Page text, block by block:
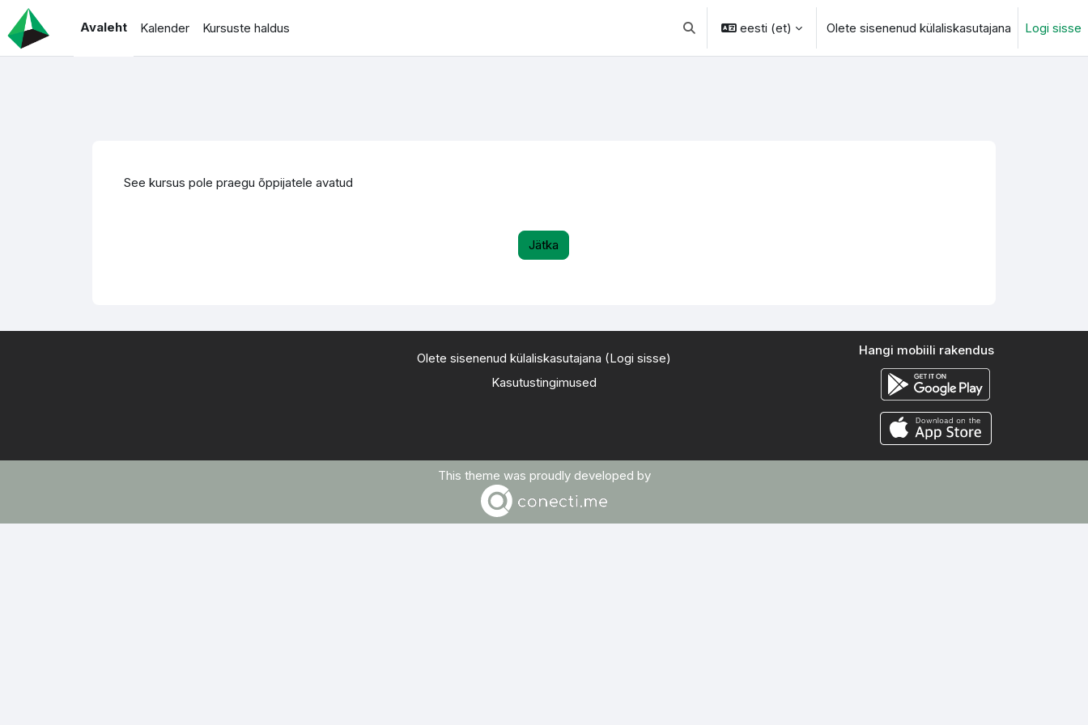
Jäta vahele peasisuni
Avaleht
Kalender Kursuste haldus Lülitab otsingu sisendi
eesti ‎(et)‎ Olete sisenenud külaliskasutajana Logi sisse
See kursus pole praegu õppijatele avatud
Jätka
Olete sisenenud külaliskasutajana (Logi sisse)
Kasutustingimused
Hangi mobiili rakendus
This theme was proudly developed by